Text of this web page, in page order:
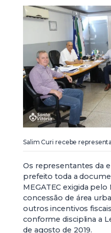
Salim Curi recebe
Os representantes da
prefeito toda a
MEGATEC exigida
concessão de área
outros incentivos
conforme disciplina a
de agosto de 2019.